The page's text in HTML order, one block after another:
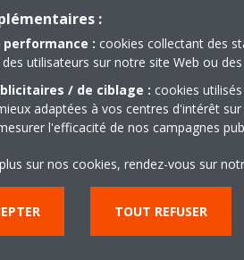
vise à accroître sa part
en Arabie
:
performance : cookies collectant des
utilisateurs sur notre site Web ou
/ de ciblage : cookies
adaptées à vos centres d'intérêt
l'efficacité de nos campagnes
sur nos cookies, rendez-vous sur
TOUT REFUSER